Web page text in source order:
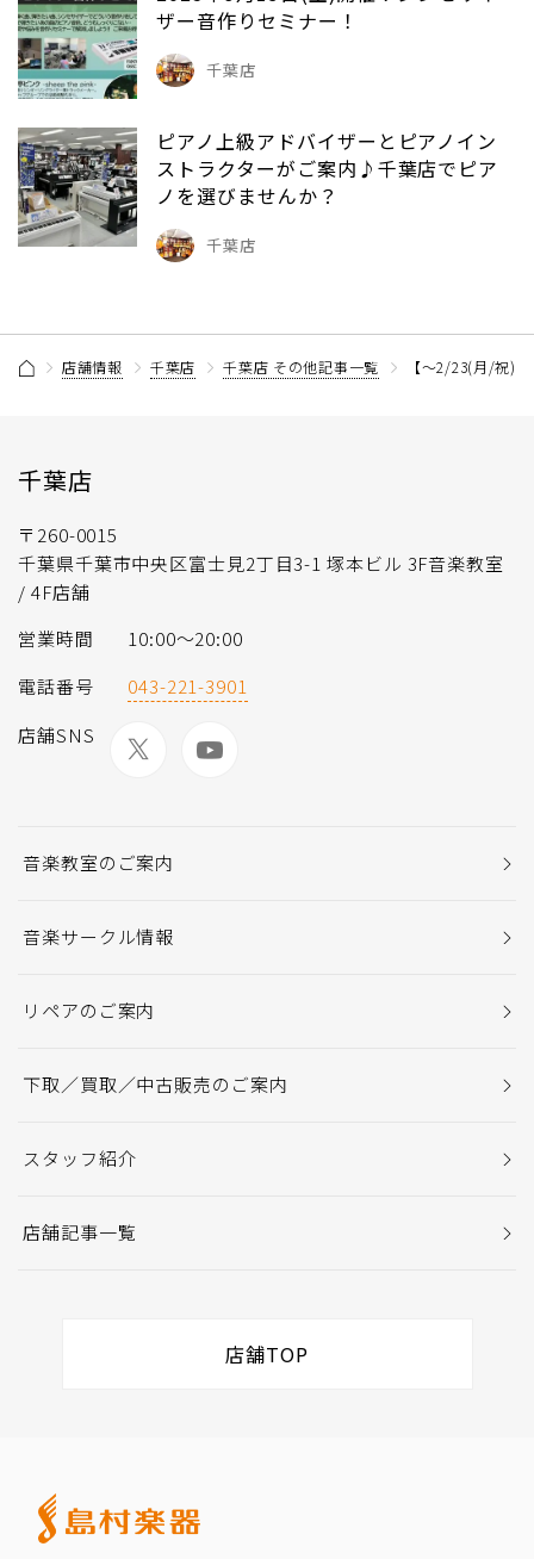
ザー音作りセミナー！
千葉店
ピアノ上級アドバイザーとピアノイン
ストラクターがご案内♪千葉店でピア
ノを選びませんか？
千葉店
店舗情報 千葉店 千葉店 その他記事一覧 【～2/23(月/祝)
千葉店
〒260-0015
千葉県千葉市中央区富士見2丁目3-1 塚本ビル 3F音楽教室
/ 4F店舗
営業時間
10:00〜20:00
電話番号
043-221-3901
店舗SNS
音楽教室のご案内
音楽サークル情報
リペアのご案内
下取／買取／中古販売のご案内
スタッフ紹介
店舗記事一覧
店舗TOP